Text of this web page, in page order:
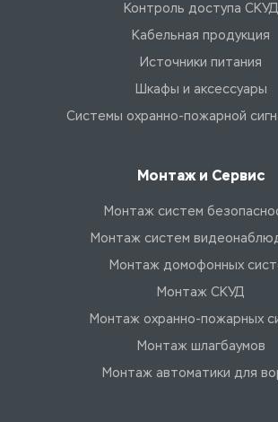
Контроль доступа СКУД
Кабельная продукция
Источники питания
Шкафы и аксессуары
Системы охранно-пожарной
Монтаж и Сервис
Монтаж систем
Монтаж систем
Монтаж домофонных
Монтаж СКУД
Монтаж охранно-пожарных
Монтаж шлагбаумов
Монтаж автоматики для